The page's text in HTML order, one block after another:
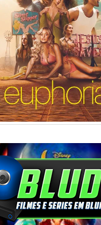
Euphoria 3ª
Torrent (2026) WEB-DL
Dual Áudio